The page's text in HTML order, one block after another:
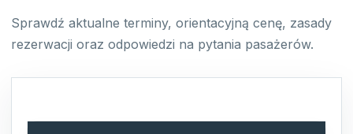
Sprawdź aktualne terminy, orientacyjną cenę, zasady
rezerwacji oraz odpowiedzi na pytania pasażerów.